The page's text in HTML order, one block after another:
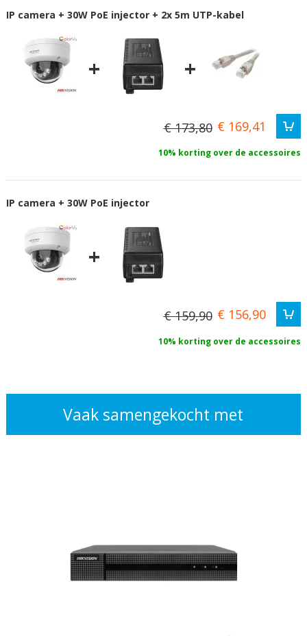
Vaak samengekocht met
IP camera + 30W PoE injector + 2x 5m UTP-kabel
+ +
€ 173,80 € 169,41
10% korting over de accessoires
IP camera + 30W PoE injector
+
€ 159,90 € 156,90
10% korting over de accessoires